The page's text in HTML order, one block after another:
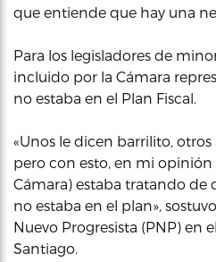
que entiende que hay una
Para los legisladores de
incluido por la Cámara
no estaba en el Plan Fiscal.
«Unos le dicen barrilito,
pero con esto, en mi opinión
Cámara) estaba tratando de
no estaba en el plan»,
Nuevo Progresista (PNP) en
Santiago.